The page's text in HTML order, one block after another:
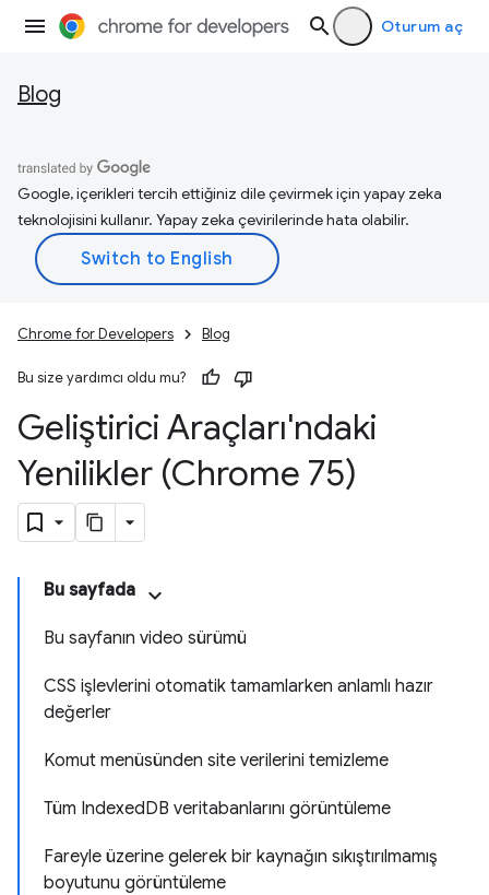
Oturum aç
Blog
Google, içerikleri tercih ettiğiniz dile çevirmek için yapay zeka
teknolojisini kullanır. Yapay zeka çevirilerinde hata olabilir.
Chrome for Developers Blog
Bu size yardımcı oldu mu?
Geliştirici Araçları'ndaki
Yenilikler (Chrome 75)
Bu sayfada
Bu sayfanın video sürümü
CSS işlevlerini otomatik tamamlarken anlamlı hazır
değerler
Komut menüsünden site verilerini temizleme
Tüm IndexedDB veritabanlarını görüntüleme
Fareyle üzerine gelerek bir kaynağın sıkıştırılmamış
boyutunu görüntüleme